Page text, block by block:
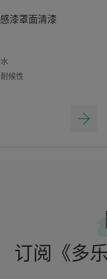
漆罩面清漆
候性
订阅《多